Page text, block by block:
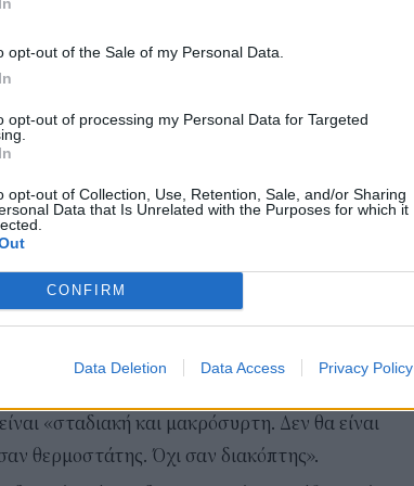
opt-out of the Sale of my Personal Data.
opt-out of processing my Personal Data for Targeted
opt-out of Collection, Use, Retention, Sale, and/or Sharing
Data that Is Unrelated with the Purposes for which it
CONFIRM
Data Deletion Data Access Privacy Policy
που μας έχει οδηγήσει με επιτυχία μέχρι
στα δύσκολα και πρωτόγνωρα αυτά μέτρα θα
τη σταδιακή μετάβαση στην κανονικότητα»,
σχέδιο σταδιακής μετάβασης στην
κατά την ενημέρωση επανέλαβε ότι όπως
ισχύουν μέχρι τις 27 Απριλίου και πρόσθεσε:
σχέδιο σταδιακής μετάβασης στην
επιδημιολογικά δεδομένα και τις εισηγήσεις
ακόμη εκεί». Επανέλαβε επίσης το μότο
και διευκρίνισε ότι σε κάθε περίπτωση η
«σταδιακή και μακρόσυρτη. Δεν θα είναι
θερμοστάτης. Όχι σαν διακόπτης».